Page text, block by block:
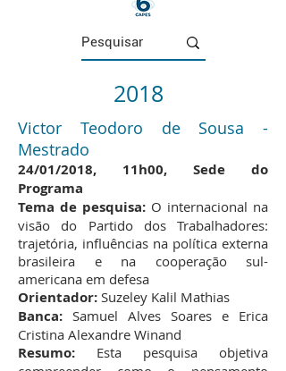
2018
Victor Teodoro de Sousa -
Mestrado
24/01/2018, 11h00, Sede do
Programa
Tema de pesquisa: O internacional na
visão do Partido dos Trabalhadores:
trajetória, influências na política externa
brasileira e na cooperação sul-
americana em defesa
Orientador: Suzeley Kalil Mathias
Banca: Samuel Alves Soares e Erica
Cristina Alexandre Winand
Resumo: Esta pesquisa objetiva